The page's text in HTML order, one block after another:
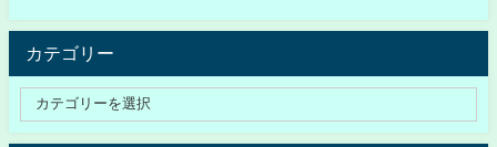
カテゴリー